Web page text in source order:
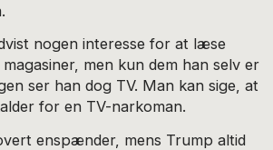
nogen interesse for at læse
men kun dem han selv er
ser han dog TV. Man kan sige, at
for en TV-narkoman.
enspænder, mens Trump altid